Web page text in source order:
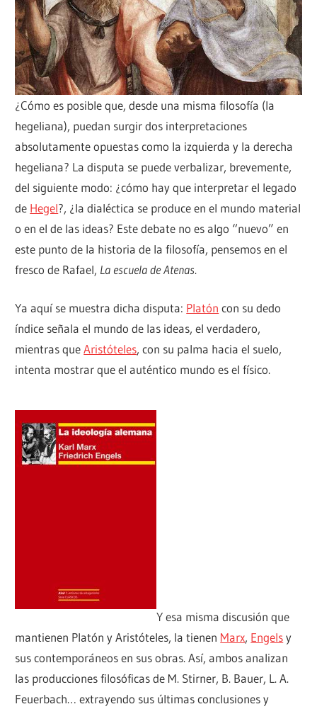
¿Cómo es posible que, desde una misma filosofía (la
hegeliana), puedan surgir dos interpretaciones
absolutamente opuestas como la izquierda y la derecha
hegeliana? La disputa se puede verbalizar, brevemente,
del siguiente modo: ¿cómo hay que interpretar el legado
de Hegel?, ¿la dialéctica se produce en el mundo material
o en el de las ideas? Este debate no es algo “nuevo” en
este punto de la historia de la filosofía, pensemos en el
fresco de Rafael, La escuela de Atenas.
Ya aquí se muestra dicha disputa: Platón con su dedo
índice señala el mundo de las ideas, el verdadero,
mientras queAristóteles, con su palma hacia el suelo,
intenta mostrar que el auténtico mundo es el físico.
Y esa misma discusión que
mantienen Platón y Aristóteles, la tienen Marx, Engelsy
sus contemporáneos en sus obras. Así, ambos analizan
las producciones filosóficas de M. Stirner, B. Bauer, L. A.
Feuerbach… extrayendo sus últimas conclusiones y